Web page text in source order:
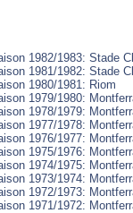
1982/1983: Stade
1981/1982: Stade
1980/1981: Riom
1979/1980:
1978/1979:
1977/1978:
1976/1977:
1975/1976:
1974/1975:
1973/1974:
1972/1973:
1971/1972: